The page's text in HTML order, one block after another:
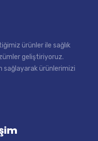
ürünler ile sağlık
geliştiriyoruz.
sağlayarak ürünlerimizi